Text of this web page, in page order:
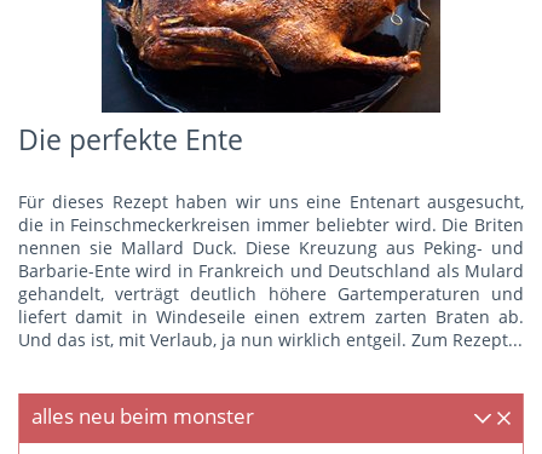
Die perfekte Ente
Für dieses Rezept haben wir uns eine Entenart ausgesucht,
die in Feinschmeckerkreisen immer beliebter wird. Die Briten
nennen sie Mallard Duck. Diese Kreuzung aus Peking- und
Barbarie-Ente wird in Frankreich und Deutschland als Mulard
gehandelt, verträgt deutlich höhere Gartemperaturen und
liefert damit in Windeseile einen extrem zarten Braten ab.
Und das ist, mit Verlaub, ja nun wirklich entgeil. Zum Rezept...
alles neu beim monster